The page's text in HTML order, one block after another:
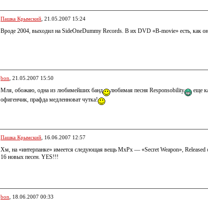
Пашка Крымский , 21.05.2007 15:24
Вроде 2004, выходил на SideOneDummy Records. В их DVD «B-movie» есть, как
bon , 21.05.2007 15:50
Мля, обожаю, одна из любимейших банд любимая песня Rеspоnsоbility
еще
офигенчик, прафда медленноват чутка!
Пашка Крымский , 16.06.2007 12:57
Хм, на «интерпанке» имеется следующая вещь MxPx — «Secret Weapon», Released
16 новых песен. YES!!!
bon , 18.06.2007 00:33